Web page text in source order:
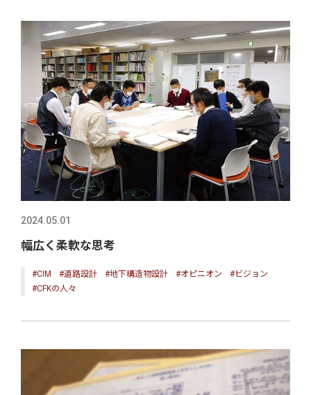
2024.05.01
幅広く柔軟な思考
#CIM #道路設計 #地下構造物設計 #オピニオン
#ビジョン
#CFKの人々